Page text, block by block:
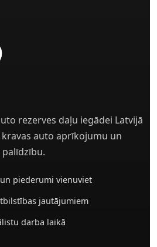
rezerves daļu iegādei Latvijā
auto aprīkojumu un
piederumi vienuviet
jautājumiem
darba laikā